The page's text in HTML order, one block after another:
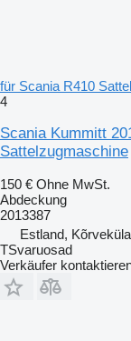
für Scania R410
4
Scania Kummitt
Sattelzugmaschine
150 € Ohne MwSt.
Abdeckung
2013387
Estland, Kõrveküla
TSvaruosad
Verkäufer